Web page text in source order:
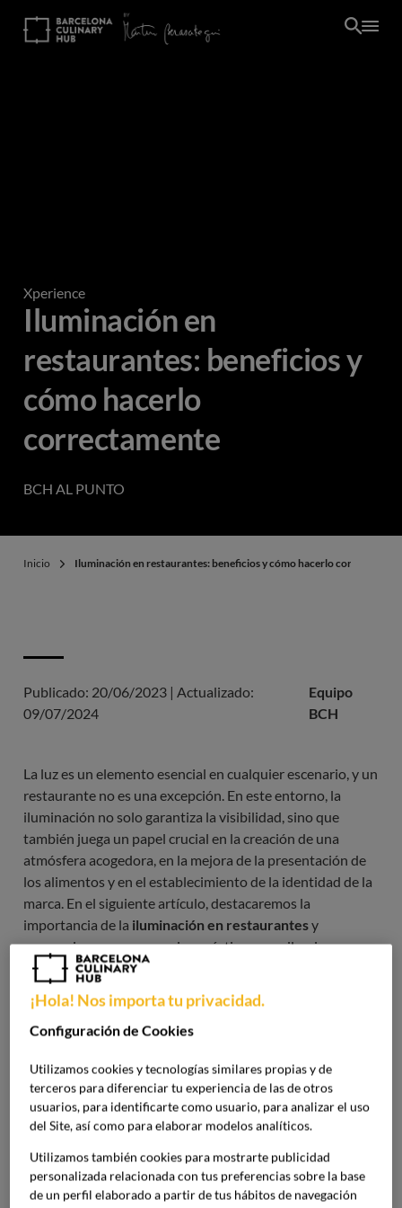
Xperience
Iluminación en
restaurantes: beneficios y
cómo hacerlo
correctamente
BCH AL PUNTO
Inicio Iluminación en restaurantes: beneficios y cómo hacerlo
Publicado: 20/06/2023 | Actualizado:
09/07/2024
Equipo
BCH
La luz es un elemento esencial en cualquier escenario, y un
restaurante no es una excepción. En este entorno, la
iluminación no solo garantiza la visibilidad, sino que
también juega un papel crucial en la creación de una
atmósfera acogedora, en la mejora de la presentación de
los alimentos y en el establecimiento de la identidad de la
marca. En el siguiente artículo, destacaremos la
importancia de la iluminación en restaurantesy
proporcionaremos consejos prácticos para iluminar un
establecimiento de manera efectiva.
Y es que una correcta estrategia de iluminación puede ser
un factor decisivo en el éxito de un restaurante. Para ello,
permita desarrollar proyectos empresariales exitosos,
como la que ofrece el
Grado en Dirección y Gestión
Gastronómicade Barcelona Culinary Hub.
¿Por qué es importante la
¡Hola! Nos importa tu privacidad.
Configuración de Cookies
Utilizamos cookies y tecnologías similares propias y de
terceros para diferenciar tu experiencia de las de otros
usuarios, para identificarte como usuario, para analizar el uso
del Site, así como para elaborar modelos analíticos.
Utilizamos también cookies para mostrarte publicidad
personalizada relacionada con tus preferencias sobre la base
de un perfil elaborado a partir de tus hábitos de navegación